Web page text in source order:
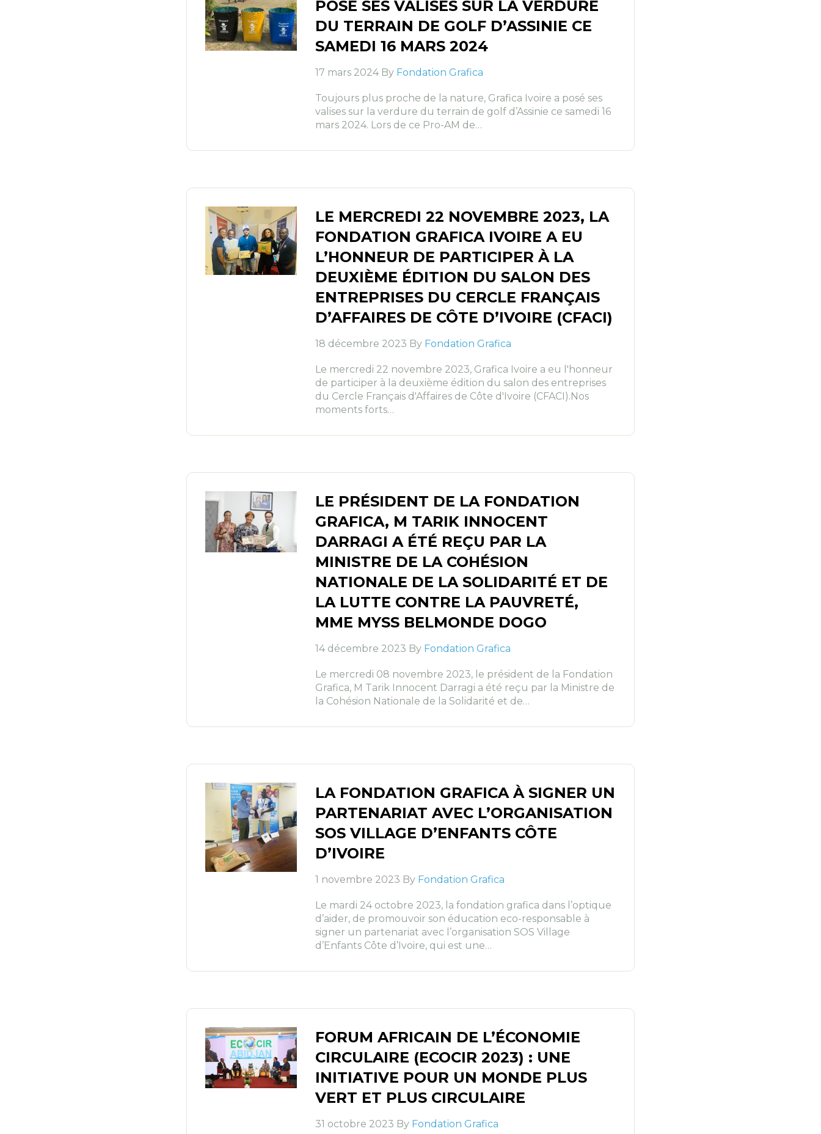
POSÉ SES VALISES SUR LA VERDURE
DU TERRAIN DE GOLF D’ASSINIE CE
SAMEDI 16 MARS 2024
17 mars 2024 By Fondation Grafica
Toujours plus proche de la nature, Grafica Ivoire a posé ses
valises sur la verdure du terrain de golf d’Assinie ce samedi 16
mars 2024. Lors de ce Pro-AM de…
LE MERCREDI 22 NOVEMBRE 2023, LA
FONDATION GRAFICA IVOIRE A EU
L’HONNEUR DE PARTICIPER À LA
DEUXIÈME ÉDITION DU SALON DES
ENTREPRISES DU CERCLE FRANÇAIS
D’AFFAIRES DE CÔTE D’IVOIRE (CFACI)
18 décembre 2023 By Fondation Grafica
Le mercredi 22 novembre 2023, Grafica Ivoire a eu l'honneur
de participer à la deuxième édition du salon des entreprises
du Cercle Français d'Affaires de Côte d'Ivoire (CFACI).Nos
moments forts…
LE PRÉSIDENT DE LA FONDATION
GRAFICA, M TARIK INNOCENT
DARRAGI A ÉTÉ REÇU PAR LA
MINISTRE DE LA COHÉSION
NATIONALE DE LA SOLIDARITÉ ET DE
LA LUTTE CONTRE LA PAUVRETÉ,
MME MYSS BELMONDE DOGO
14 décembre 2023 By Fondation Grafica
Le mercredi 08 novembre 2023, le président de la Fondation
Grafica, M Tarik Innocent Darragi a été reçu par la Ministre de
la Cohésion Nationale de la Solidarité et de…
LA FONDATION GRAFICA À SIGNER UN
PARTENARIAT AVEC L’ORGANISATION
SOS VILLAGE D’ENFANTS CÔTE
D’IVOIRE
1 novembre 2023 By Fondation Grafica
Le mardi 24 octobre 2023, la fondation grafica dans l’optique
d’aider, de promouvoir son éducation eco-responsable à
signer un partenariat avec l’organisation SOS Village
d’Enfants Côte d’Ivoire, qui est une…
FORUM AFRICAIN DE L’ÉCONOMIE
CIRCULAIRE (ECOCIR 2023) : UNE
INITIATIVE POUR UN MONDE PLUS
VERT ET PLUS CIRCULAIRE
31 octobre 2023 By Fondation Grafica